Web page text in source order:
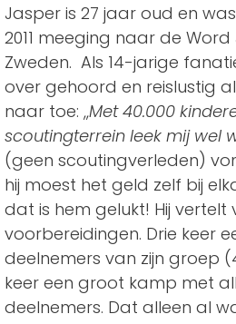
Jasper is 27 jaar oud en
2011 meeging naar de
Zweden. Als 14-jarige
over gehoord en reislustig
naar toe: ,,Met 40.000
scoutingterrein leek mij wel
(geen scoutingverleden)
hij moest het geld zelf bij
dat is hem gelukt! Hij vertelt
voorbereidingen. Drie keer
deelnemers van zijn groep
keer een groot kamp met
deelnemers. Dat alleen al